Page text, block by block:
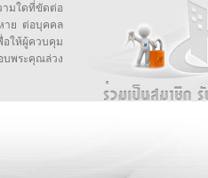
มใดที่ขัดต่อ
าย ต่อบุคคล
อให้ผู้ควบคุม
บพระคุณล่วง